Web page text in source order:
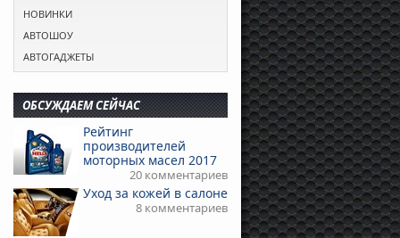
НОВИНКИ
АВТОШОУ
АВТОГАДЖЕТЫ
ОБСУЖДАЕМ СЕЙЧАС
Рейтинг
производителей
моторных масел 2017
20 комментариев
Уход за кожей в салоне
8 комментариев